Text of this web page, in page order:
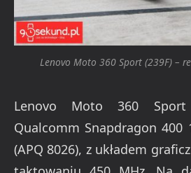
Lenovo Moto 360 Sport (239F) –
Lenovo Moto 360 Sport
Qualcomm Snapdragon 400
(APQ 8026), z układem